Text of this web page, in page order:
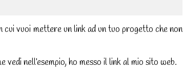
cui vuoi mettere un link ad un tuo progetto che non
vedi nell’esempio, ho messo il link al mio sito web.